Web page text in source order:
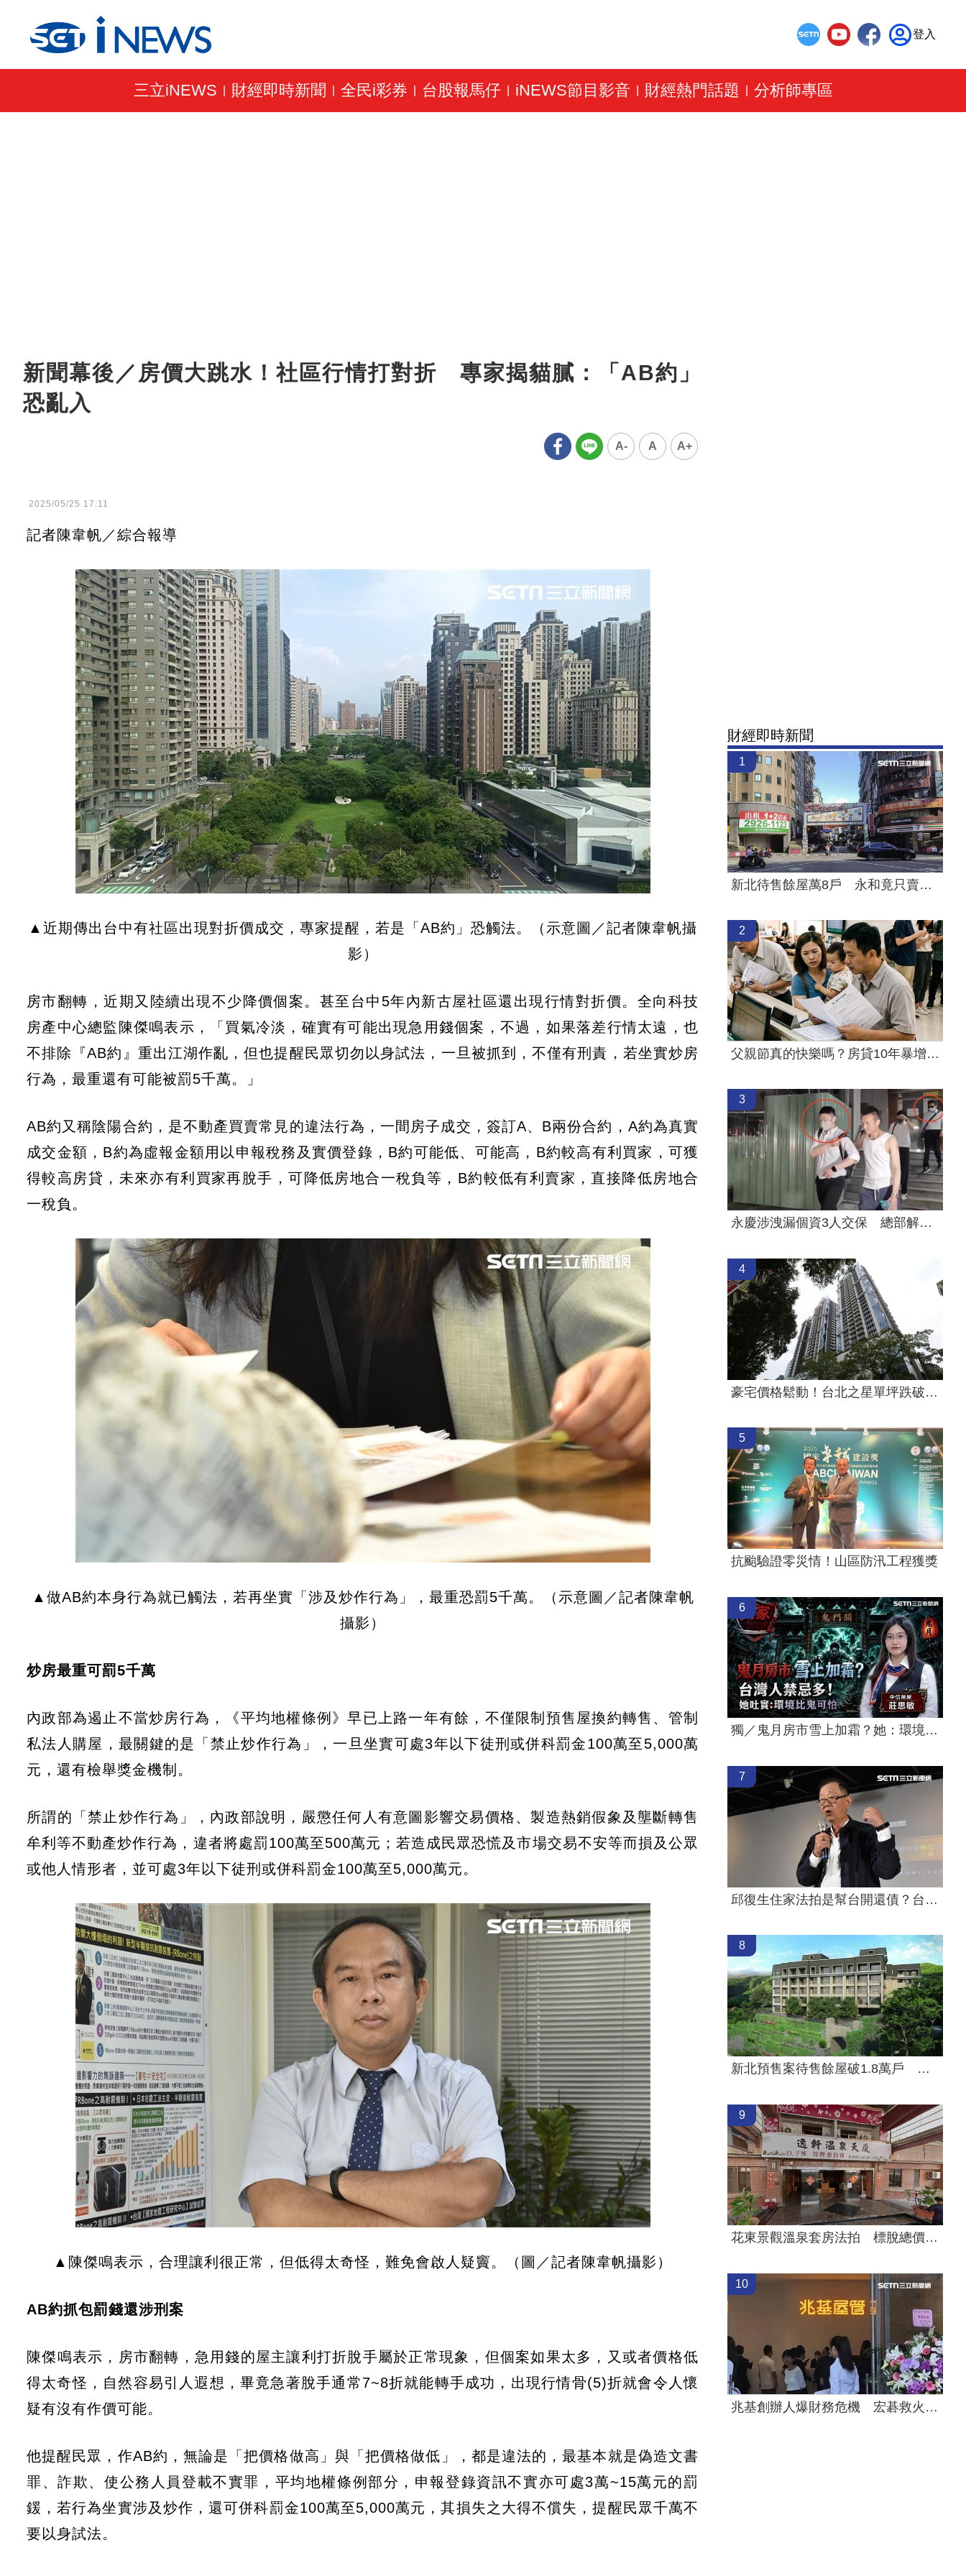
登入
三立iNEWS 財經即時新聞 全民i彩券 台股報馬仔| iNEWS節目影音 財經熱門話題 分析師專區
新聞幕後／房價大跳水！社區行情打對折 專家揭貓膩：「AB約」
恐亂入
A- A A+
2025/05/25 17:11
記者陳韋帆／綜合報導
▲近期傳出台中有社區出現對折價成交，專家提醒，若是「AB約」恐觸法。（示意圖／記者陳韋帆攝
影）
房市翻轉，近期又陸續出現不少降價個案。甚至台中5年內新古屋社區還出現行情對折價。全向科技
房產中心總監陳傑鳴表示，「買氣冷淡，確實有可能出現急用錢個案，不過，如果落差行情太遠，也
不排除『AB約』重出江湖作亂，但也提醒民眾切勿以身試法，一旦被抓到，不僅有刑責，若坐實炒房
行為，最重還有可能被罰5千萬。」
AB約又稱陰陽合約，是不動產買賣常見的違法行為，一間房子成交，簽訂A、B兩份合約，A約為真實
成交金額，B約為虛報金額用以申報稅務及實價登錄，B約可能低、可能高，B約較高有利買家，可獲
得較高房貸，未來亦有利買家再脫手，可降低房地合一稅負等，B約較低有利賣家，直接降低房地合
一稅負。
▲做AB約本身行為就已觸法，若再坐實「涉及炒作行為」，最重恐罰5千萬。（示意圖／記者陳韋帆
攝影）
炒房最重可罰5千萬
內政部為遏止不當炒房行為，《平均地權條例》早已上路一年有餘，不僅限制預售屋換約轉售、管制
私法人購屋，最關鍵的是「禁止炒作行為」，一旦坐實可處3年以下徒刑或併科罰金100萬至5,000萬
元，還有檢舉獎金機制。
所謂的「禁止炒作行為」，內政部說明，嚴懲任何人有意圖影響交易價格、製造熱銷假象及壟斷轉售
牟利等不動產炒作行為，違者將處罰100萬至500萬元；若造成民眾恐慌及市場交易不安等而損及公眾
或他人情形者，並可處3年以下徒刑或併科罰金100萬至5,000萬元。
▲陳傑鳴表示，合理讓利很正常，但低得太奇怪，難免會啟人疑竇。（圖／記者陳韋帆攝影）
AB約抓包罰錢還涉刑案
陳傑鳴表示，房市翻轉，急用錢的屋主讓利打折脫手屬於正常現象，但個案如果太多，又或者價格低
得太奇怪，自然容易引人遐想，畢竟急著脫手通常7~8折就能轉手成功，出現行情骨(5)折就會令人懷
疑有沒有作價可能。
他提醒民眾，作AB約，無論是「把價格做高」與「把價格做低」，都是違法的，最基本就是偽造文書
罪、詐欺、使公務人員登載不實罪，平均地權條例部分，申報登錄資訊不實亦可處3萬~15萬元的罰
鍰，若行為坐實涉及炒作，還可併科罰金100萬至5,000萬元，其損失之大得不償失，提醒民眾千萬不
要以身試法。
財經即時新聞
1
新北待售餘屋萬8戶 永和竟只賣贏八里！
2
父親節真的快樂嗎？房貸10年暴增逾400萬
3
永慶涉洩漏個資3人交保 總部解除加盟！
4
豪宅價格鬆動！台北之星單坪跌破200萬元
5
抗颱驗證零災情！山區防汛工程獲獎
6
獨／鬼月房市雪上加霜？她：環境比鬼可怕
7
邱復生住家法拍是幫台開還債？台開喊告！
8
新北預售案待售餘屋破1.8萬戶 三市最多
9
花東景觀溫泉套房法拍 標脫總價金1725萬
10
兆基創辦人爆財務危機 宏碁救火指派董座